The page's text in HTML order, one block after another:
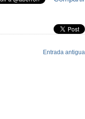
Entrada antigua